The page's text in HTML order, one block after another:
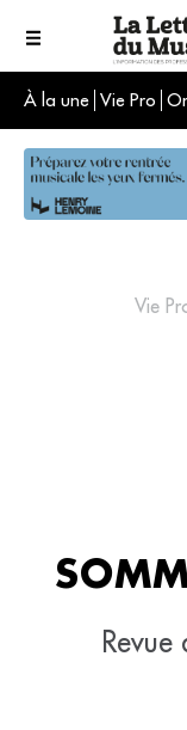
À la une Vie Pro
Vie